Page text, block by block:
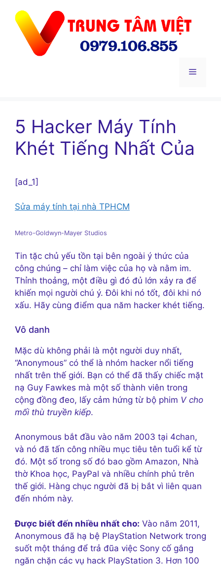
Menu
5 Hacker Máy Tính
Khét Tiếng Nhất Của
[ad_1]
Sửa máy tính tại nhà TPHCM
Metro-Goldwyn-Mayer Studios
Tin tặc chủ yếu tồn tại bên ngoài ý thức của
công chúng – chỉ làm việc của họ và nằm im.
Thỉnh thoảng, một điều gì đó đủ lớn xảy ra để
khiến mọi người chú ý. Đôi khi nó tốt, đôi khi nó
xấu. Hãy cùng điểm qua năm hacker khét tiếng.
Vô danh
Mặc dù không phải là một người duy nhất,
“Anonymous” có thể là nhóm hacker nổi tiếng
nhất trên thế giới. Bạn có thể đã thấy chiếc mặt
nạ Guy Fawkes mà một số thành viên trong
cộng đồng đeo, lấy cảm hứng từ bộ phim V cho
mối thù truyền kiếp.
Anonymous bắt đầu vào năm 2003 tại 4chan,
và nó đã tấn công nhiều mục tiêu tên tuổi kể từ
đó. Một số trong số đó bao gồm Amazon, Nhà
thờ Khoa học, PayPal và nhiều chính phủ trên
thế giới. Hàng chục người đã bị bắt vì liên quan
đến nhóm này.
Được biết đến nhiều nhất cho: Vào năm 2011,
Anonymous đã hạ bệ PlayStation Network trong
suốt một tháng để trả đũa việc Sony cố gắng
ngăn chặn các vụ hack PlayStation 3. Hơn 100